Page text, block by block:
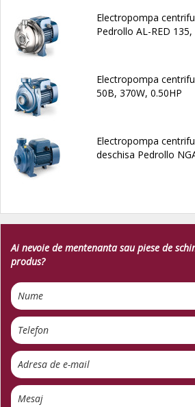
Electropompa
Pedrollo AL-RED
Electropompa
50B, 370W, 0.50HP
Electropompa
deschisa Pedrollo
Ai nevoie de mentenanta sau piese de
produs?